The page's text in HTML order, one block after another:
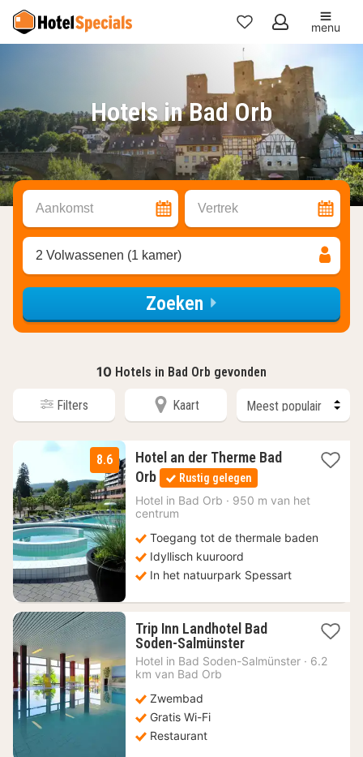
Mijn
favorieten
menu
Hotels in Bad Orb
Aankomst Vertrek
2 Volwassenen (1 kamer)
Zoeken
10 Hotels in Bad Orb gevonden
Filters Kaart
8.6
Hotel an der Therme Bad
Orb 1
nacht
vanaf
183,60
Rustig gelegen
Hotel in Bad Orb · 950 m van het
centrum
Toegang tot de thermale baden
Idyllisch kuuroord
In het natuurpark Spessart
Trip Inn Landhotel Bad
Soden-Salmünster1
nacht
Hotel in Bad Soden-Salmünster · 6.2
km van Bad Orb
Zwembad
Gratis Wi-Fi
Restaurant